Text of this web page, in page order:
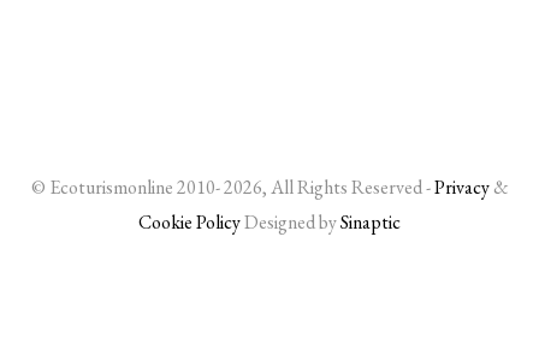
© Ecoturismonline 2010- 2026, All Rights Reserved -Privacy&
Cookie PolicyDesigned bySinaptic